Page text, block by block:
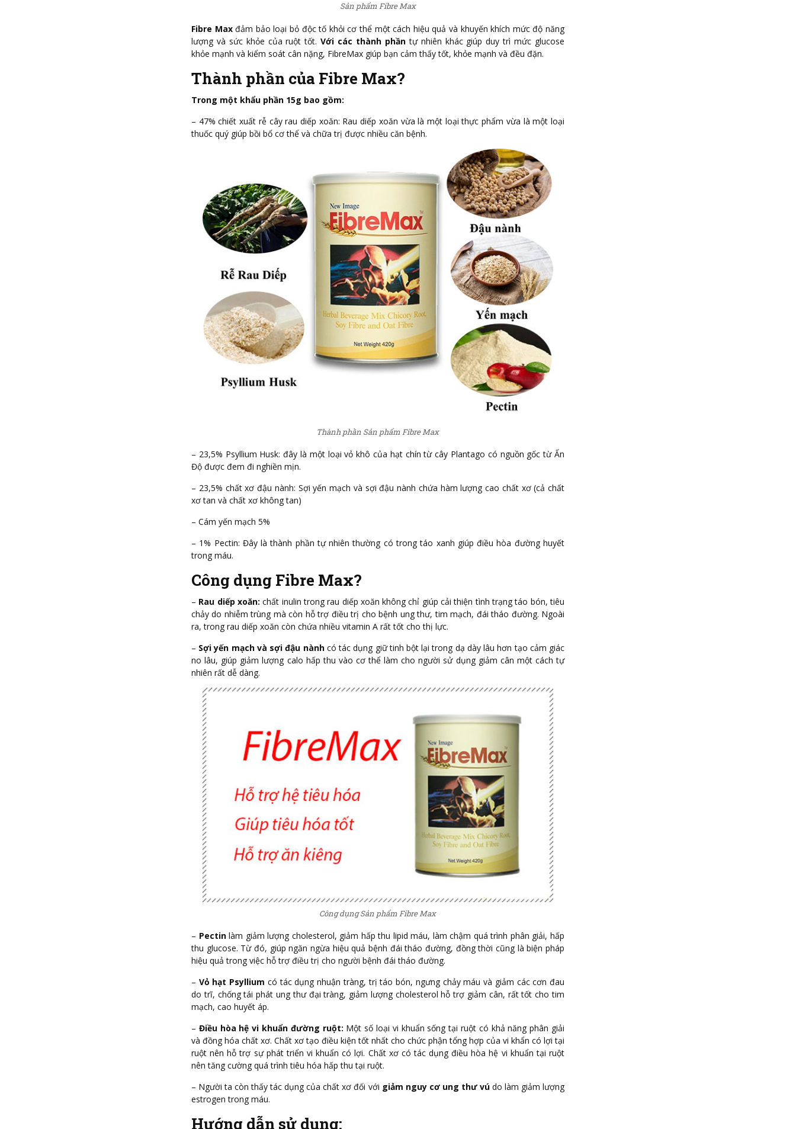
Sản phẩm Fibre Max
Fibre Maxđảm bảo loại bỏ độc tố khỏi cơ thể một cách hiệu quả và khuyến khích mức độ năng
lượng và sức khỏe của ruột tốt.Với các thành phầntự nhiên khác giúp duy trì mức glucose
khỏe mạnh và kiểm soát cân nặng, FibreMax giúp bạn cảm thấy tốt, khỏe mạnh và đều đặn.
Thành phần của Fibre Max?
Trong một khẩu phần 15g bao gồm:
– 47% chiết xuất rễ cây rau diếp xoăn: Rau diếp xoăn vừa là một loại thực phẩm vừa là một loại
thuốc quý giúp bồi bổ cơ thể và chữa trị được nhiều căn bệnh.
Thành phần Sản phẩm Fibre Max
– 23,5% Psyllium Husk: đây là một loại vỏ khô của hạt chín từ cây Plantago có nguồn gốc từ Ấn
Độ được đem đi nghiền mịn.
– 23,5% chất xơ đậu nành: Sợi yến mạch và sợi đậu nành chứa hàm lượng cao chất xơ (cả chất
xơ tan và chất xơ không tan)
– Cám yến mạch 5%
– 1% Pectin: Đây là thành phần tự nhiên thường có trong táo xanh giúp điều hòa đường huyết
trong máu.
Công dụng Fibre Max?
– Rau diếp xoăn:chất inulin trong rau diếp xoăn không chỉ giúp cải thiện tình trạng táo bón, tiêu
chảy do nhiễm trùng mà còn hỗ trợ điều trị cho bệnh ung thư, tim mạch, đái tháo đường. Ngoài
ra, trong rau diếp xoăn còn chứa nhiều vitamin A rất tốt cho thị lực.
– Sợi yến mạch và sợi đậu nànhcó tác dụng giữ tinh bột lại trong dạ dày lâu hơn tạo cảm giác
no lâu, giúp giảm lượng calo hấp thu vào cơ thể làm cho người sử dụng giảm cân một cách tự
nhiên rất dễ dàng.
Công dụng Sản phẩm Fibre Max
– Pectinlàm giảm lượng cholesterol, giảm hấp thu lipid máu, làm chậm quá trình phân giải, hấp
thu glucose. Từ đó, giúp ngăn ngừa hiệu quả bệnh đái tháo đường, đồng thời cũng là biện pháp
hiệu quả trong việc hỗ trợ điều trị cho người bệnh đái tháo đường.
– Vỏ hạt Psyllium có tác dụng nhuận tràng, trị táo bón, ngưng chảy máu và giảm các cơn đau
do trĩ, chống tái phát ung thư đại tràng, giảm lượng cholesterol hỗ trợ giảm cân, rất tốt cho tim
mạch, cao huyết áp.
– Điều hòa hệ vi khuẩn đường ruột: Một số loại vi khuẩn sống tại ruột có khả năng phân giải
và đồng hóa chất xơ. Chất xơ tạo điều kiện tốt nhất cho chức phận tổng hợp của vi khẩn có lợi tại
ruột nên hỗ trợ sự phát triển vi khuẩn có lợi. Chất xơ có tác dụng điều hòa hệ vi khuẩn tại ruột
nên tăng cường quá trình tiêu hóa hấp thu tại ruột.
– Người ta còn thấy tác dụng của chất xơ đối với giảm nguy cơ ung thư vúdo làm giảm lượng
estrogen trong máu.
Hướng dẫn sử dụng: